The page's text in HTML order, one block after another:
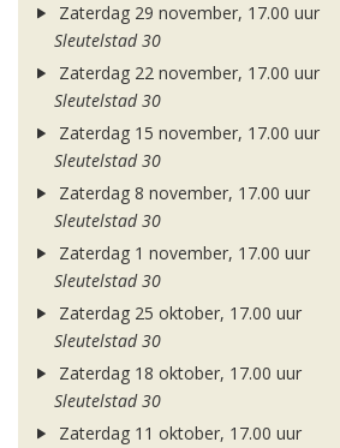
Zaterdag 29 november, 17.00 uur
Sleutelstad 30
Zaterdag 22 november, 17.00 uur
Sleutelstad 30
Zaterdag 15 november, 17.00 uur
Sleutelstad 30
Zaterdag 8 november, 17.00 uur
Sleutelstad 30
Zaterdag 1 november, 17.00 uur
Sleutelstad 30
Zaterdag 25 oktober, 17.00 uur
Sleutelstad 30
Zaterdag 18 oktober, 17.00 uur
Sleutelstad 30
Zaterdag 11 oktober, 17.00 uur